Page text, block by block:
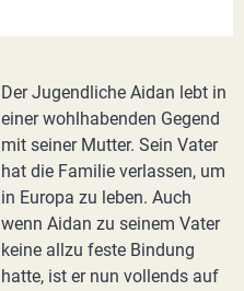
Der Jugendliche Aidan lebt in
einer wohlhabenden Gegend
mit seiner Mutter. Sein Vater
hat die Familie verlassen, um
in Europa zu leben. Auch
wenn Aidan zu seinem Vater
keine allzu feste Bindung
hatte, ist er nun vollends auf